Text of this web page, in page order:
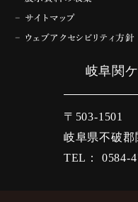
サイトマップ
ウェブアクセシビリティ方針
岐阜関
〒503-1501
岐阜県不破郡
TEL： 0584-